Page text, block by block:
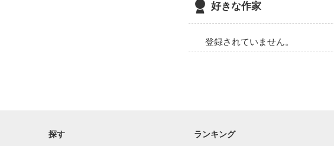
好きな作家
登録されていません。
探す ランキング